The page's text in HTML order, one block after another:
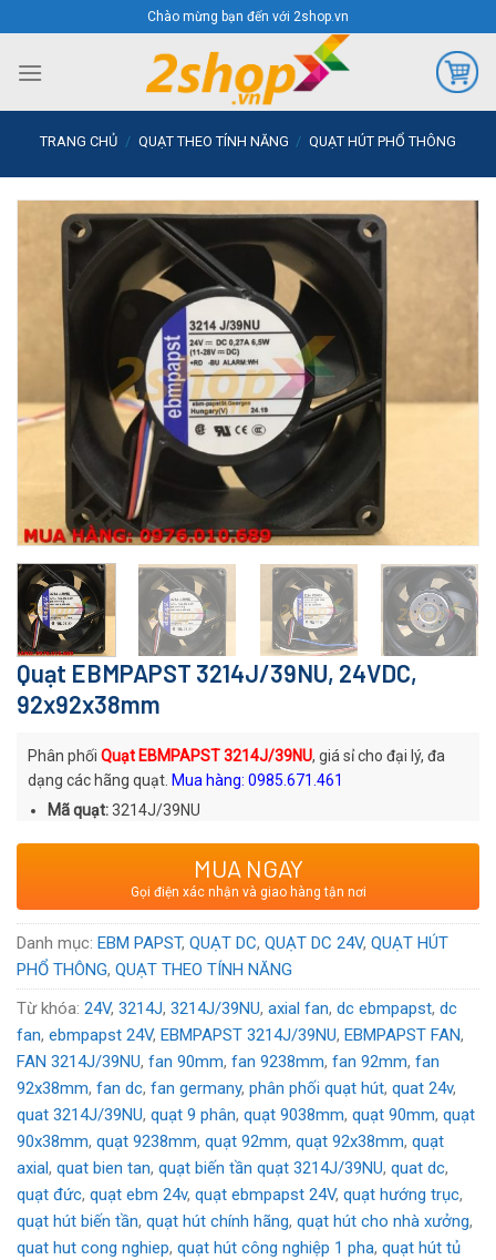
to
content
Chào mừng bạn đến với 2shop.vn
TRANG CHỦ / QUẠT THEO TÍNH NĂNG / QUẠT HÚT PHỔ THÔNG
Quạt EBMPAPST 3214J/39NU, 24VDC,
92x92x38mm
Phân phối Quạt EBMPAPST 3214J/39NU, giá sỉ cho đại lý, đa
dạng các hãng quạt. Mua hàng: 0985.671.461
Mã quạt:3214J/39NU
Thương hiệu: Quạt DC EBMPAPST
: Thương hiệu Đức sản xuất tại Hungary
Voltage:24VDC
MUA NGAY
Gọi điện xác nhận và giao hàng tận nơi
Danh mục: EBM PAPST, QUẠT DC, QUẠT DC 24V, QUẠT HÚT
PHỔ THÔNG, QUẠT THEO TÍNH NĂNG
Từ khóa: 24V, 3214J, 3214J/39NU, axial fan, dc ebmpapst, dc
fan, ebmpapst 24V, EBMPAPST 3214J/39NU, EBMPAPST FAN,
FAN 3214J/39NU, fan 90mm, fan 9238mm, fan 92mm, fan
92x38mm, fan dc, fan germany, phân phối quạt hút, quat 24v,
quat 3214J/39NU, quạt 9 phân, quạt 9038mm, quạt 90mm, quạt
90x38mm, quạt 9238mm, quạt 92mm, quạt 92x38mm, quạt
axial, quat bien tan, quạt biến tần quạt 3214J/39NU, quat dc,
quạt đức, quạt ebm 24v, quạt ebmpapst 24V, quạt hướng trục,
quạt hút biến tần, quạt hút chính hãng, quạt hút cho nhà xưởng,
quat hut cong nghiep, quạt hút công nghiệp 1 pha, quạt hút tủ